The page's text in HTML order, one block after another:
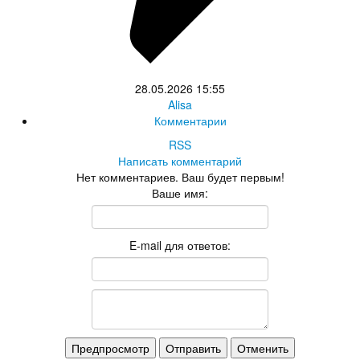
28.05.2026 15:55
Alisa
Комментарии
RSS
Написать комментарий
Нет комментариев. Ваш будет первым!
Ваше имя:
E-mail для ответов: